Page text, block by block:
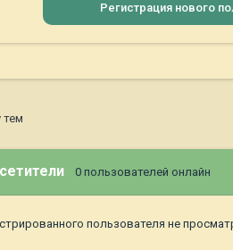
Регистрация нового
тем
0 пользователей онлайн
пользователя не